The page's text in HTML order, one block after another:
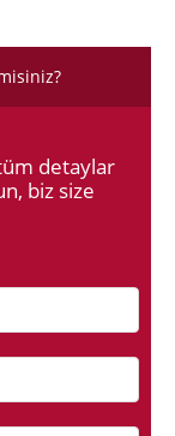
detaylar
biz size